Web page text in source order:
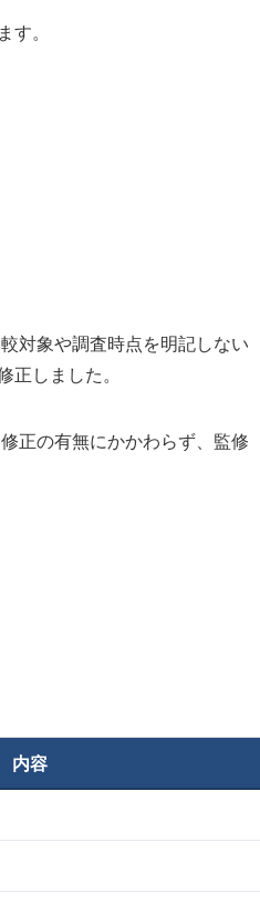
。
対象や調査時点を明記しない
しました。
正の有無にかかわらず、監修
内容